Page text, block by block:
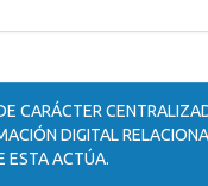
CARÁCTER
DIGITAL
ESTA ACTÚA.